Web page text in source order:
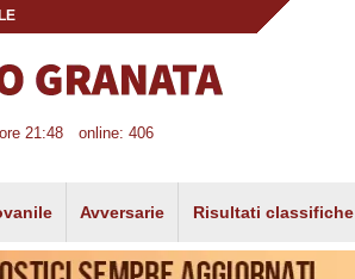
21:48 online: 406
Avversarie Risultati classifiche